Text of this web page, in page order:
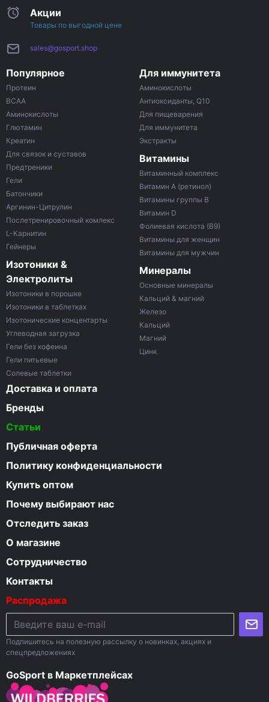
Акции
Товары по выгодной цене
sales@gosport.shop
Популярное
Протеин
BCAA
Аминокислоты
Глютамин
Креатин
Для связок и суставов
Предтреники
Гели
Батончики
Аргинин-Цитрулин
Послетренировочный комлекс
L-Карнитин
Гейнеры
Изотоники &
Электролиты
Изотоники в порошке
Изотоники в таблетках
Изотонические концентарты
Углеводная загрузка
Гели без кофеина
Гели питьевые
Солевые таблетки
Для иммунитета
Аминокислоты
Антиоксиданты, Q10
Для пищеварения
Для иммунитета
Экстракты
Витамины
Витаминный комплекс
Витамин A (ретинол)
Витамины группы B
Витамин D
Фолиевая кислота (B9)
Витамины для женщин
Витамины для мужчин
Минералы
Основные минералы
Кальций & магний
Железо
Кальций
Магний
Цинк
Доставка и оплата
Бренды
Статьи
Публичная оферта
Политику конфиденциальности
Купить оптом
Почему выбирают нас
Отследить заказ
О магазине
Сотрудничество
Контакты
Распродажа
Подпишитесь на полезную рассылку о новинках, акциях и
спецпредложениях
GoSport в Маркетплейсах